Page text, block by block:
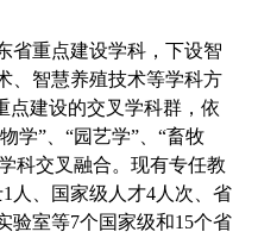
省重点建设学科，下设智
、智慧养殖技术等学科方
点建设的交叉学科群，依
学”、“园艺学”、“畜牧
科交叉融合。现有专任教
1 人、国家级人才4人次、省
验室等7个国家级和15个省